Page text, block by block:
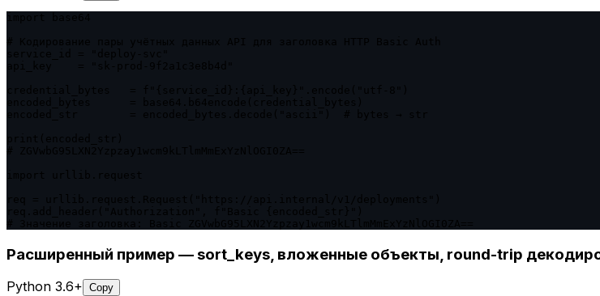
Расширенный пример — sort_keys, вложенные объекты, round-trip
Python 3.6+ Copy